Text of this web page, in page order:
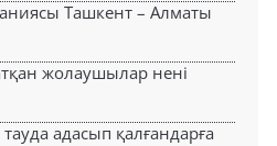
Ташкент – Алматы
жолаушылар нені
адасып қалғандарға